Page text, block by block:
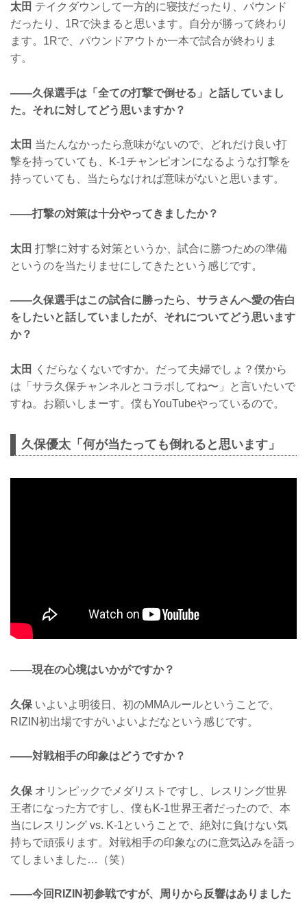
太田 テイクダウンして一方的に寝技だったり、パウンド
だったり、1Rで決まると思います。自分が勝って終わり
ます。1Rで、パウンドアウトか一本で試合が終わりま
す。
——久保選手は「全ての打撃で倒せる」と話していまし
た。それに対してどう思いますか？
太田 当たんなかったら意味がないので、どれだけ良い打
撃を持っていても、K-1チャンピオンになるような打撃を
持っていても、当たらなければ意味がないと思います。
——打撃の対策は十分やってきましたか？
太田 打撃に対する対策というか、試合に勝つための準備
というのを当たりませにしてきたという感じです。
——久保選手はこの試合に勝ったら、サラさんへ愛の告白
をしたいと話していましたが、それについてどう思います
か？
太田
くだらなくないですか。だって夫婦でしょ？僕から
は「サラ久保チャンネルとコラボしてね〜」と言いたいで
すね。お願いしまーす。僕もYouTubeやっているので。
久保優太「何が当たっても倒れると思います」
——現在の心境はいかがですか？
久保 いよいよ明後日、初のMMAルールということで、
RIZIN初出場ですがいよいよだなという感じです。
——対戦相手の印象はどうですか？
久保 オリンピックでメダリストですし、レスリング世界
王者になった方ですし、僕もK-1世界王者だったので、本
当にレスリング vs. K-1ということで、絶対に負けない気
持ちで頑張ります。対戦相手の印象なのに意気込みを語っ
てしまいました…（笑）
——今回RIZIN初参戦ですが、周りから反響はありました